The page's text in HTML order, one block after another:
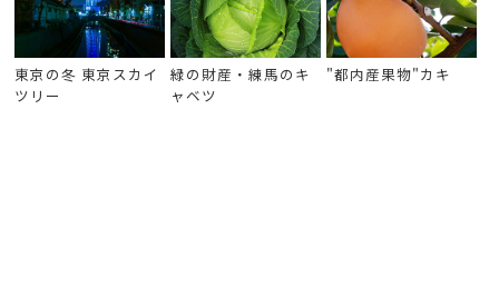
東京の冬 東京スカイ
ツリー
緑の財産・練馬のキ
ャベツ
"都内産果物"カキ